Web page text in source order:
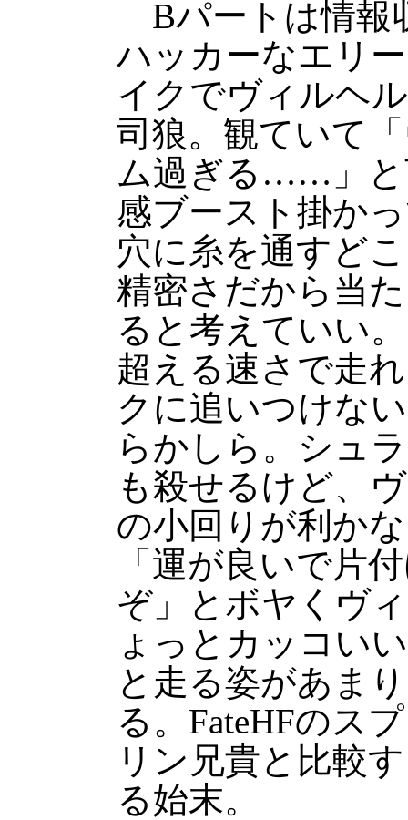
Bパートは情報
ハッカーなエリ
イクでヴィルヘ
司狼。観ていて
ム過ぎる……」と
感ブースト掛か
穴に糸を通すど
精密さだから当
ると考えていい
超える速さで走
クに追いつけな
らかしら。シュ
も殺せるけど、
の小回りが利か
「運が良いで片
ぞ」とボヤくヴ
ょっとカッコい
と走る姿があま
る。FateHFのス
リン兄貴と比較
る始末。